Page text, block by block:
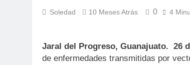
Soledad 10 Meses Atrás 0 4
Jaral del Progreso, Guanajuato. 26
de enfermedades transmitidas por